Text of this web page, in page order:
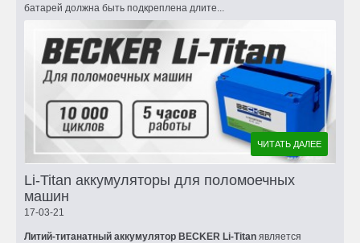
батарей должна быть подкреплена длите...
ЧИТАТЬ ДАЛЕЕ
Li-Titan аккумуляторы для поломоечных
машин
17-03-21
Литий-титанатный аккумулятор BECKER Li-Titan является